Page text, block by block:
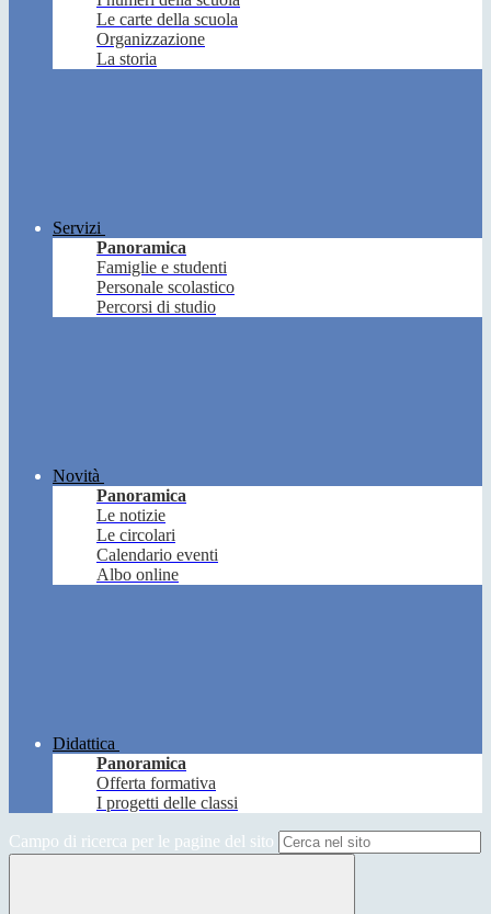
Le carte della scuola
Organizzazione
La storia
Servizi
Panoramica
Famiglie e studenti
Personale scolastico
Percorsi di studio
Novità
Panoramica
Le notizie
Le circolari
Calendario eventi
Albo online
Didattica
Panoramica
Offerta formativa
I progetti delle classi
Campo di ricerca per le pagine del sito